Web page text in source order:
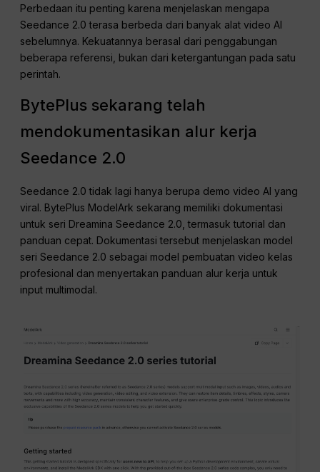
Perbedaan itu penting karena menjelaskan mengapa
Seedance 2.0 terasa berbeda dari banyak alat video AI
sebelumnya. Kekuatannya berasal dari penggabungan
beberapa referensi, bukan dari ketergantungan pada satu
perintah.
BytePlus sekarang telah
mendokumentasikan alur kerja
Seedance 2.0
Seedance 2.0 tidak lagi hanya berupa demo video AI yang
viral. BytePlus ModelArk sekarang memiliki dokumentasi
untuk seri Dreamina Seedance 2.0, termasuk tutorial dan
panduan cepat. Dokumentasi tersebut menjelaskan model
seri Seedance 2.0 sebagai model pembuatan video kelas
profesional dan menyertakan panduan alur kerja untuk
input multimodal.